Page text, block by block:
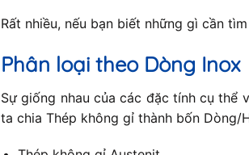
Rất nhiều, nếu bạn biết những gì cần tìm
Phân loại theo Dòng Inox
Sự giống nhau của các đặc tính cụ thể
ta chia Thép không gỉ thành bốn Dòng/